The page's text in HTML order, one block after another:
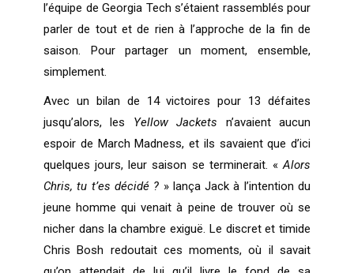
l’équipe de Georgia Tech s’étaient rassemblés pour
parler de tout et de rien à l’approche de la fin de
saison. Pour partager un moment, ensemble,
simplement.
Avec un bilan de 14 victoires pour 13 défaites
jusqu’alors, les Yellow Jackets n’avaient aucun
espoir de March Madness, et ils savaient que d’ici
quelques jours, leur saison se terminerait. «Alors
Chris, tu t’es décidé ? » lança Jack à l’intention du
jeune homme qui venait à peine de trouver où se
nicher dans la chambre exiguë. Le discret et timide
Chris Bosh redoutait ces moments, où il savait